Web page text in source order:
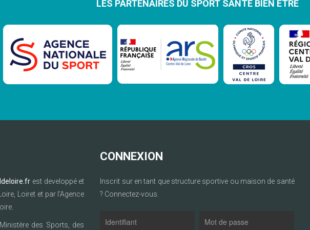
LES PARTENAIRES DU SPORT SANTÉ BIEN ÊTRE
est developpé et
Loiret et par l'Agence
des Sports, des
CONNEXION
Inscrit sur en tant que structure sportive ou maison de santé
? Connectez-vous.